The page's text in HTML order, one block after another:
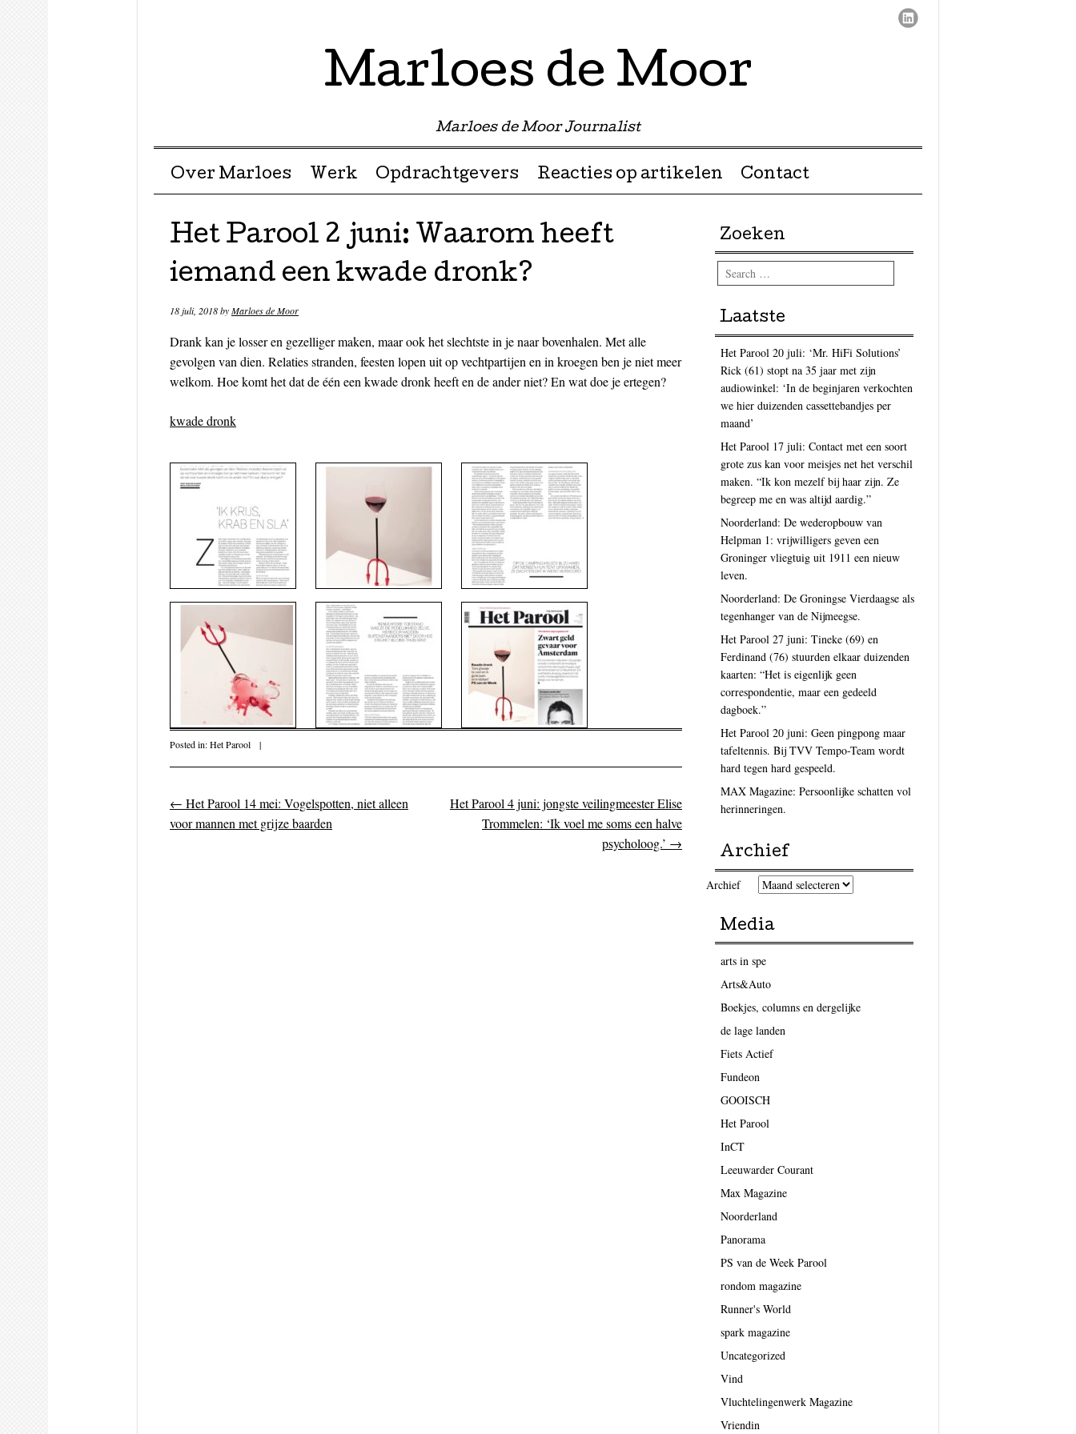
Marloes de Moor
Marloes de Moor Journalist
Menu ☰
Skip to content
Over Marloes Werk Opdrachtgevers Reacties op artikelen Contact
Het Parool 2 juni: Waarom heeft
iemand een kwade dronk?
18 juli, 2018byMarloes de Moor
Drank kan je losser en gezelliger maken, maar ook het slechtste in je naar bovenhalen. Met alle
gevolgen van dien. Relaties stranden, feesten lopen uit op vechtpartijen en in kroegen ben je niet meer
welkom. Hoe komt het dat de één een kwade dronk heeft en de ander niet? En wat doe je ertegen?
kwade dronk
Posted in:Het Parool |
Post navigation
← Het Parool 14 mei: Vogelspotten, niet alleen
voor mannen met grijze baarden
Het Parool 4 juni: jongste veilingmeester Elise
Trommelen: ‘Ik voel me soms een halve
psycholoog.’ →
Zoeken
Search
Laatste
Het Parool 20 juli: ‘Mr. HiFi Solutions’
Rick (61) stopt na 35 jaar met zijn
audiowinkel: ‘In de beginjaren verkochten
we hier duizenden cassettebandjes per
maand’
Het Parool 17 juli: Contact met een soort
grote zus kan voor meisjes net het verschil
maken. “Ik kon mezelf bij haar zijn. Ze
begreep me en was altijd aardig.”
Noorderland: De wederopbouw van
Helpman 1: vrijwilligers geven een
Groninger vliegtuig uit 1911 een nieuw
leven.
Noorderland: De Groningse Vierdaagse als
tegenhanger van de Nijmeegse.
Het Parool 27 juni: Tineke (69) en
Ferdinand (76) stuurden elkaar duizenden
kaarten: “Het is eigenlijk geen
correspondentie, maar een gedeeld
dagboek.”
Het Parool 20 juni: Geen pingpong maar
tafeltennis. Bij TVV Tempo-Team wordt
hard tegen hard gespeeld.
MAX Magazine: Persoonlijke schatten vol
herinneringen.
Archief
Archief
Media
arts in spe
Arts&Auto
Boekjes, columns en dergelijke
de lage landen
Fiets Actief
Fundeon
GOOISCH
Het Parool
InCT
Leeuwarder Courant
Max Magazine
Noorderland
Panorama
PS van de Week Parool
rondom magazine
Runner's World
spark magazine
Uncategorized
Vind
Vluchtelingenwerk Magazine
Vriendin